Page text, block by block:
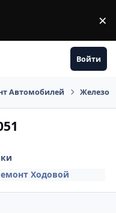
×
Войти
Автомобилей Железо
Ходовой